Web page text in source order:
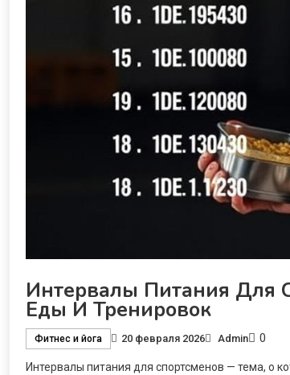
Интервалы Питания Для
Еды И Тренировок
Фитнес и йога 20 февраля 2026 Admin 0
Интервалы питания для спортсменов — тема, о